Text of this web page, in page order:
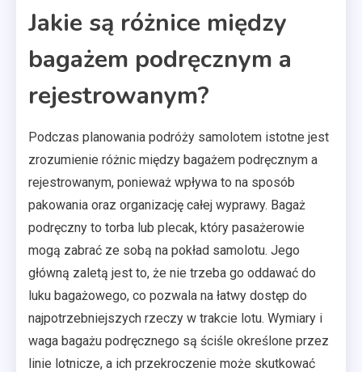
Jakie są różnice między
bagażem podręcznym a
rejestrowanym?
Podczas planowania podróży samolotem istotne jest
zrozumienie różnic między bagażem podręcznym a
rejestrowanym, ponieważ wpływa to na sposób
pakowania oraz organizację całej wyprawy. Bagaż
podręczny to torba lub plecak, który pasażerowie
mogą zabrać ze sobą na pokład samolotu. Jego
główną zaletą jest to, że nie trzeba go oddawać do
luku bagażowego, co pozwala na łatwy dostęp do
najpotrzebniejszych rzeczy w trakcie lotu. Wymiary i
waga bagażu podręcznego są ściśle określone przez
linie lotnicze, a ich przekroczenie może skutkować